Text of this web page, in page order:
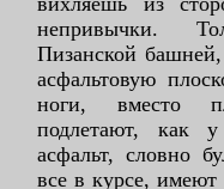
непривычки.
Пизанской
асфальтовую
ноги, вместо
подлетают, как
асфальт, словно
все в курсе,